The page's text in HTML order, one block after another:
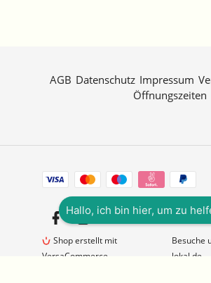
AGB Datenschutz Impressum
Öffnungszeiten
Zahlungsarten
FacebookInstagram
Shop erstellt mit
VersaCommerce.
Besuche
lokal.de